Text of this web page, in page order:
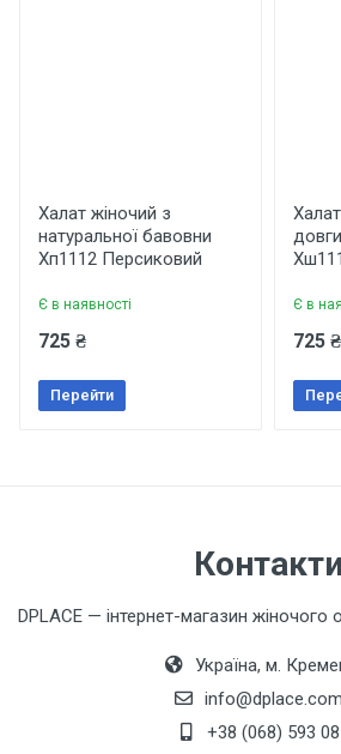
Еластичний
Колір
Персиковий
Бренд
MiaNaGreen
Рейтинг
Ваше ім'я
Халат жіночий з
натуральної бавовни
Хп1112 Персиковий
Є в наявності
725 ₴
Перейти
Є в
725 ₴
Контакти
DPLACE — інтернет-магазин
Україна, м.
+38 (068) 593